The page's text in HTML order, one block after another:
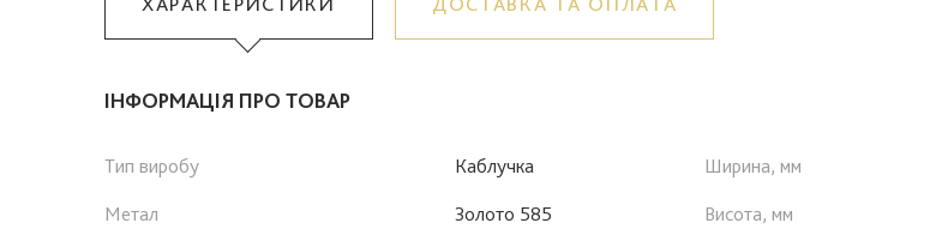
ІНФОРМАЦІЯ ПРО ТОВАР
Тип виробу
Каблучка
Метал
Золото 585
Ширина, мм
Висота, мм